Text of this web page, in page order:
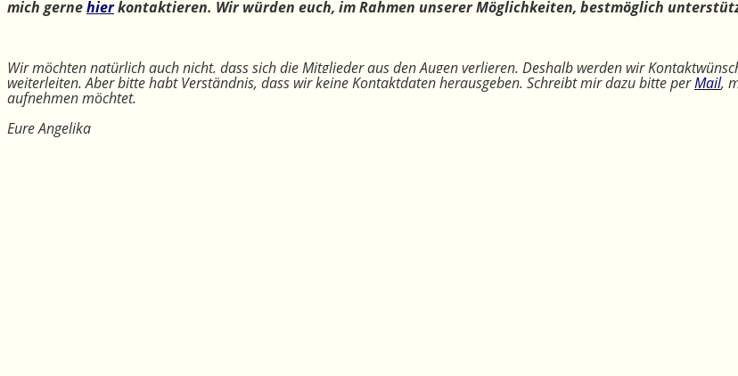
mich gernehierkontaktieren. Wir würden euch, im Rahmen unserer Möglichkeiten, bestmöglich
Wir möchten natürlich auch nicht, dass sich die Mitglieder aus den Augen verlieren. Deshalb werden wir
weiterleiten. Aber bitte habt Verständnis, dass wir keine Kontaktdaten herausgeben. Schreibt mir dazu bitte perMail,
aufnehmen möchtet.
Eure Angelika